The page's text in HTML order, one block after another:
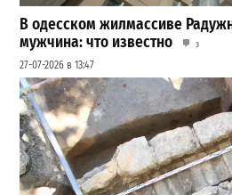
В одесском жилмассиве
мужчина: что известно
3
27-07-2026 в 13:47
Шезлонги, бунгало и VIP-зоны:
заплатить за отдых в Аркадии
21-07-2026 в 19:23